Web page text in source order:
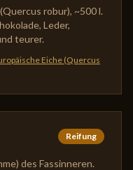
robur), ~500 l.
Leder,
teurer.
Eiche (Quercus
Reifung
des Fassinneren.